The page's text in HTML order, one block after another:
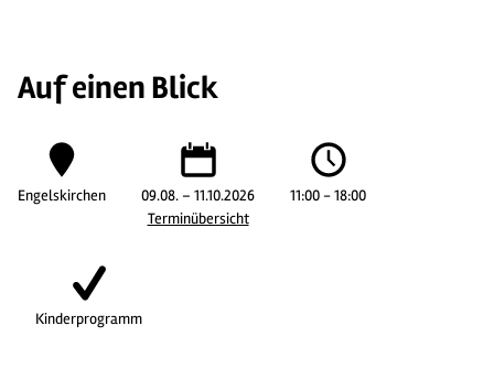
Auf einen Blick
Engelskirchen
09.08. – 11.10.2026
Terminübersicht
11:00 - 18:00
Kinderprogramm